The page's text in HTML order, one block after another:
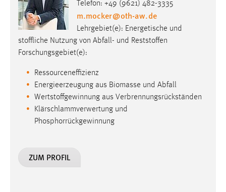
Telefon: +49 (9621) 482-3335
m.mocker@oth-aw.de
Lehrgebiet(e): Energetische und
stoffliche Nutzung von Abfall- und Reststoffen
Forschungsgebiet(e):
Ressourceneffizienz
Energieerzeugung aus Biomasse und Abfall
Wertstoffgewinnung aus Verbrennungsrückständen
Klärschlammverwertung und
Phosphorrückgewinnung
ZUM PROFIL